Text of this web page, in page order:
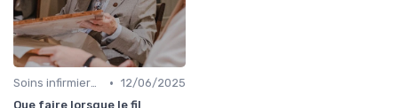
Soins infirmiers à domicile • 12/06/2025
Que faire lorsque le fil